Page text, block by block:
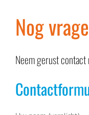
Nog
Neem gerust contact